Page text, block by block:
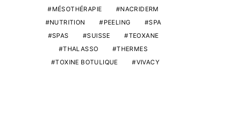
MÉSOTHÉRAPIE
NACRIDERM
NUTRITION
PEELING
SPA
SPAS
SUISSE
TEOXANE
THALASSO
THERMES
TOXINE BOTULIQUE
VIVACY